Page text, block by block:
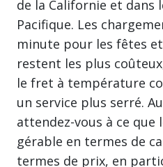
de la Californie et dans
Pacifique. Les
minute pour les fêtes
restent les plus
le fret à température
un service plus serré.
attendez-vous à ce que
gérable en termes de
termes de prix, en